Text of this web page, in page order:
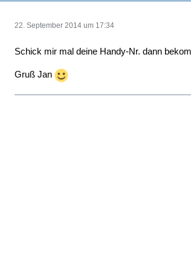
22. September 2014 um 17:34
Schick mir mal deine Handy-Nr. dann
Gruß Jan